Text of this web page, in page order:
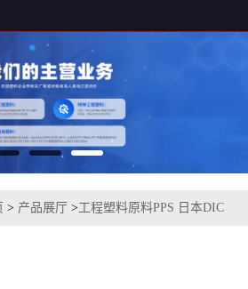
> 产品展厅 >工程塑料原料PPS 日本DIC